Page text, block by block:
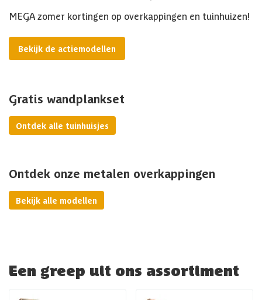
MEGA zomer kortingen op overkappingen en tuinhuizen!
Bekijk de actiemodellen
Gratis wandplankset
Ontdek alle tuinhuisjes
Ontdek onze metalen overkappingen
Bekijk alle modellen
Een greep uit ons assortiment